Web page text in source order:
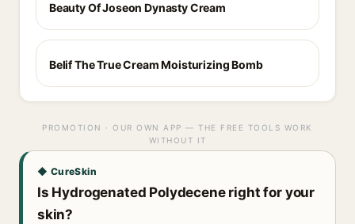
Beauty Of Joseon Dynasty Cream
Belif The True Cream Moisturizing Bomb
PROMOTION · OUR OWN APP — THE FREE TOOLS WORK
WITHOUT IT
◆ CureSkin
Is Hydrogenated Polydecene right for your
skin?